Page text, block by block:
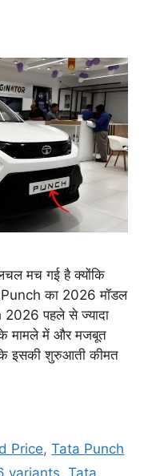
मच गई है क्योंकि
Punch का 2026 मॉडल
2026 पहले से ज्यादा
के मामले में और मजबूत
इसकी शुरुआती कीमत
Price,Tata Punch
variants, Tata